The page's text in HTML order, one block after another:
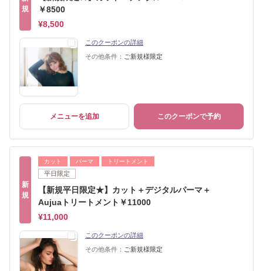
規
￥8500
¥8,500
このクーポンの詳細
その他条件： ご新規様限定
メニューを追加 このクーポンで予約
新
規
カット パーマ トリートメント
平日限定
【新規平日限定★】カット＋デジタルパーマ＋
Aujuaトリートメント￥11000
¥11,000
このクーポンの詳細
その他条件： ご新規様限定